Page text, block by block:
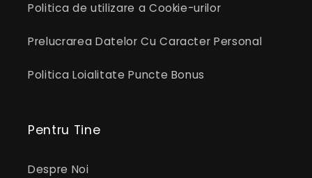
Politica de utilizare a Cookie-urilor
Prelucrarea Datelor Cu Caracter Personal
Politica Loialitate Puncte Bonus
Pentru Tine
Despre Noi